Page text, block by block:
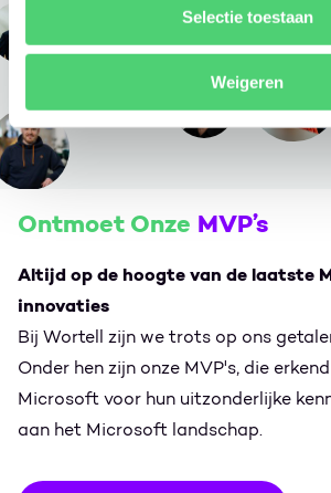
Selectie toestaan
Weigeren
Ontmoet Onze MVP’s
Altijd op de hoogte van de laatste
innovaties
Bij Wortell zijn we trots op ons
Onder hen zijn onze MVP's, die
Microsoft voor hun uitzonderlijke
aan het Microsoft landschap.